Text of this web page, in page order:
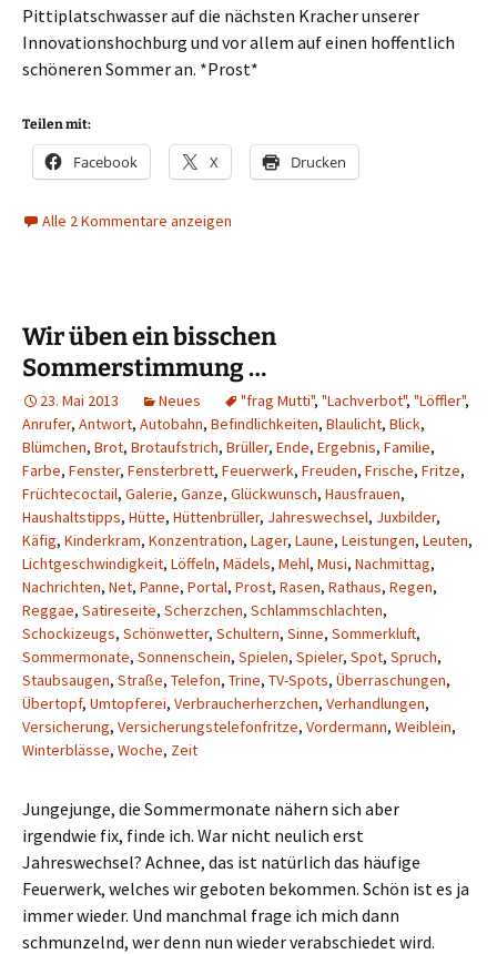
Pittiplatschwasser auf die nächsten Kracher unserer
Innovationshochburg und vor allem auf einen hoffentlich
schöneren Sommer an. *Prost*
Teilen mit:
Facebook X Drucken
Alle 2 Kommentare anzeigen
Wir üben ein bisschen
Sommerstimmung …
23. Mai 2013 Neues "frag Mutti", "Lachverbot", "Löffler",
Anrufer, Antwort, Autobahn, Befindlichkeiten, Blaulicht, Blick,
Blümchen, Brot, Brotaufstrich, Brüller, Ende, Ergebnis, Familie,
Farbe, Fenster, Fensterbrett, Feuerwerk, Freuden, Frische, Fritze,
Früchtecoctail, Galerie, Ganze, Glückwunsch, Hausfrauen,
Haushaltstipps, Hütte, Hüttenbrüller, Jahreswechsel, Juxbilder,
Käfig, Kinderkram, Konzentration, Lager, Laune, Leistungen, Leuten,
Lichtgeschwindigkeit, Löffeln, Mädels, Mehl, Musi, Nachmittag,
Nachrichten, Net, Panne, Portal, Prost, Rasen, Rathaus, Regen,
Reggae, Satireseite, Scherzchen, Schlammschlachten,
Schockizeugs, Schönwetter, Schultern, Sinne, Sommerkluft,
Sommermonate, Sonnenschein, Spielen, Spieler, Spot, Spruch,
Staubsaugen, Straße, Telefon, Trine, TV-Spots, Überraschungen,
Übertopf, Umtopferei, Verbraucherherzchen, Verhandlungen,
Versicherung, Versicherungstelefonfritze, Vordermann, Weiblein,
Winterblässe, Woche, Zeit
Jungejunge, die Sommermonate nähern sich aber
irgendwie fix, finde ich. War nicht neulich erst
Jahreswechsel? Achnee, das ist natürlich das häufige
Feuerwerk, welches wir geboten bekommen. Schön ist es ja
immer wieder. Und manchmal frage ich mich dann
schmunzelnd, wer denn nun wieder verabschiedet wird.